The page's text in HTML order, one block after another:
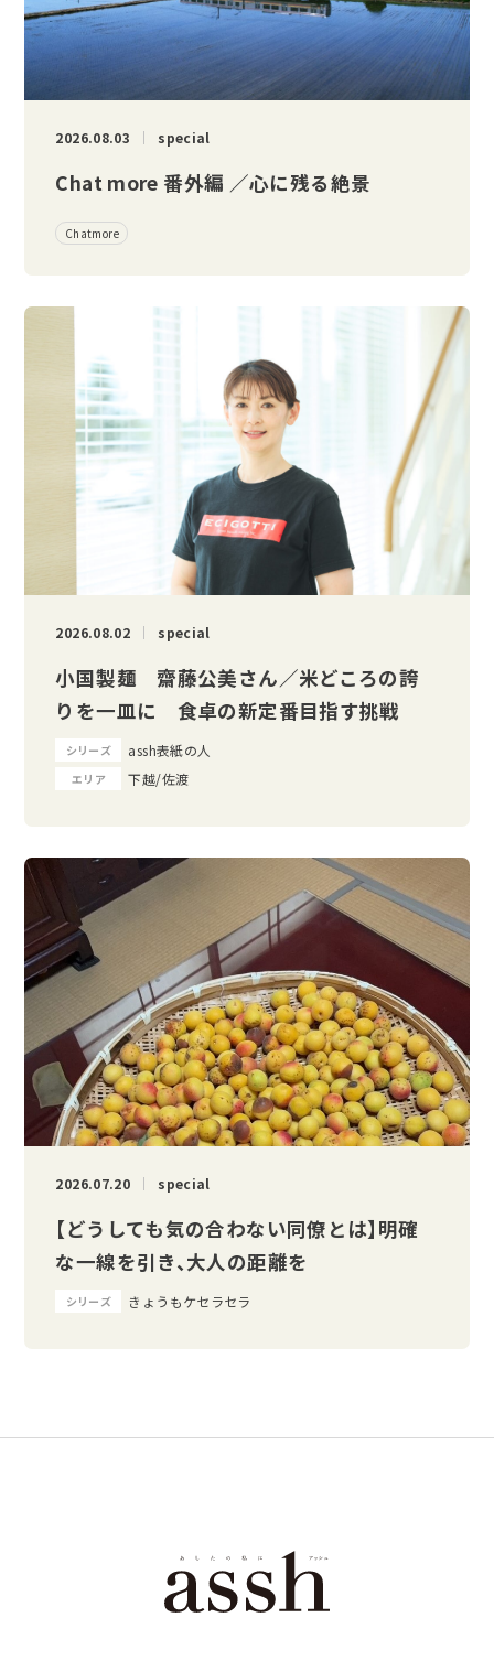
2026.08.03 special
Chat more 番外編 ／心に残る絶景
Chatmore
2026.08.02 special
小国製麺 齋藤公美さん／米どころの誇
りを一皿に 食卓の新定番目指す挑戦
シリーズ assh表紙の人
エリア 下越/佐渡
2026.07.20 special
【どうしても気の合わない同僚とは】明確
な一線を引き、大人の距離を
シリーズ きょうもケセラセラ